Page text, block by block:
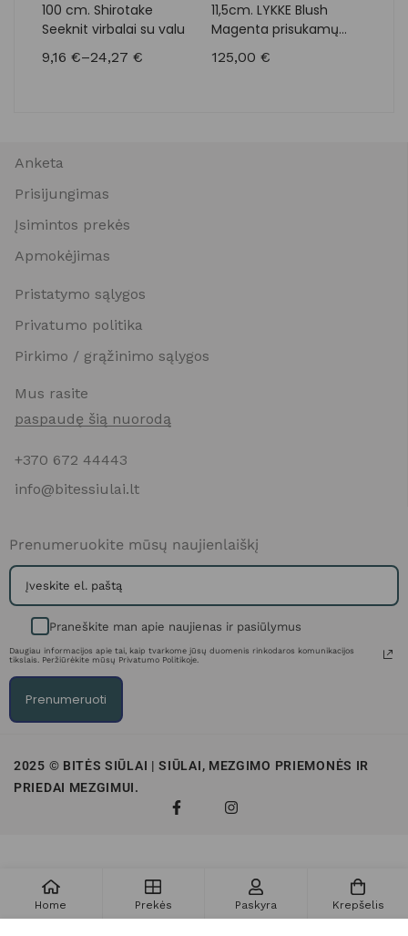
100 cm. Shirotake
Seeknit virbalai su valu
9,16 €–24,27 €
11,5cm. LYKKE Blush
Magenta prisukamų
medinių virbalų rinkinys
125,00 €
Anketa
Prisijungimas
Įsimintos prekės
Apmokėjimas
Pristatymo sąlygos
Privatumo politika
Pirkimo / grąžinimo sąlygos
Mus rasite
paspaudę šią nuorodą
+370 672 44443
info@bitessiulai.lt
Prenumeruokite mūsų naujienlaiškį
Praneškite man apie naujienas ir pasiūlymus
Daugiau informacijos apie tai, kaip tvarkome jūsų duomenis rinkodaros komunikacijos
tikslais. Peržiūrėkite mūsų Privatumo Politikoje.
Prenumeruoti
2025 © BITĖS SIŪLAI | SIŪLAI, MEZGIMO PRIEMONĖS IR
PRIEDAI MEZGIMUI.
Home Prekės Paskyra Krepšelis